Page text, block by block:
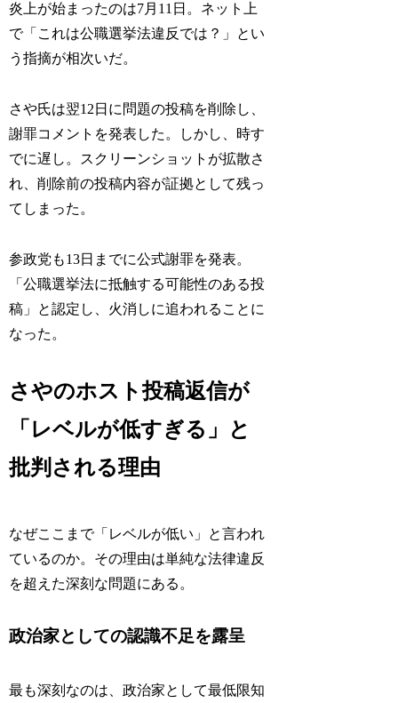
炎上が始まったのは7月11日。ネット上
で「これは公職選挙法違反では？」とい
う指摘が相次いだ。
さや氏は翌12日に問題の投稿を削除し、
謝罪コメントを発表した。しかし、時す
でに遅し。スクリーンショットが拡散さ
れ、削除前の投稿内容が証拠として残っ
てしまった。
参政党も13日までに公式謝罪を発表。
「公職選挙法に抵触する可能性のある投
稿」と認定し、火消しに追われることに
なった。
さやのホスト投稿返信が
「レベルが低すぎる」と
批判される理由
なぜここまで「レベルが低い」と言われ
ているのか。その理由は単純な法律違反
を超えた深刻な問題にある。
政治家としての認識不足を露呈
最も深刻なのは、政治家として最低限知